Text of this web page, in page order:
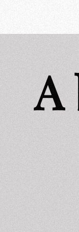
content
A